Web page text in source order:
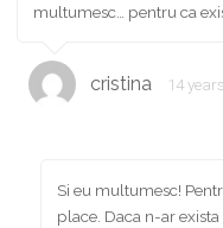
multumesc… pentru ca
cristina 14
Si eu multumesc!
place. Daca n-ar